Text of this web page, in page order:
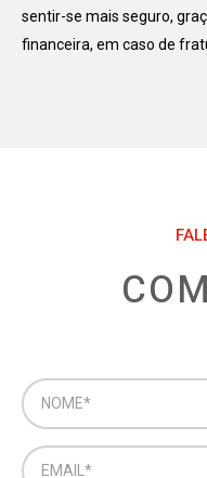
sentir-se mais seguro,
financeira, em caso de